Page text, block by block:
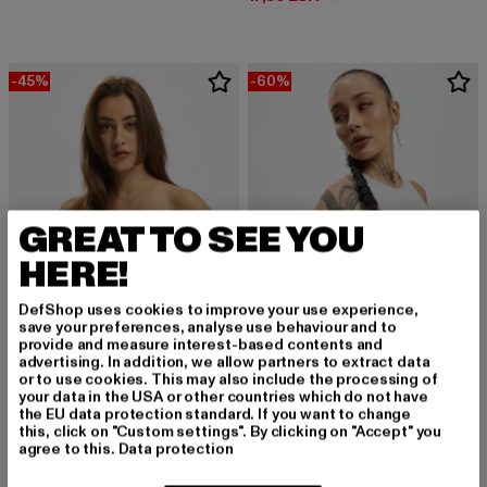
-45%
URBAN CLASSICS
Ladies Short Velvet Tube
10,99 EUR
Derzeitiger Preis: 10,99 EUR
19,99 EURAktionspreis: 19,99 EUR
-60%
URBAN CLASSICS
Squared
10,00 EUR
Derzeitiger Preis: 10,00 EUR
24,99 EURAktionspreis:
GREAT TO SEE YOU
HERE!
DefShop uses cookies to improve your use experience,
save your preferences, analyse use behaviour and to
provide and measure interest-based contents and
advertising. In addition, we allow partners to extract data
or to use cookies. This may also include the processing of
your data in the USA or other countries which do not have
the EU data protection standard. If you want to change
this, click on "Custom settings". By clicking on "Accept" you
agree to this. Data protection